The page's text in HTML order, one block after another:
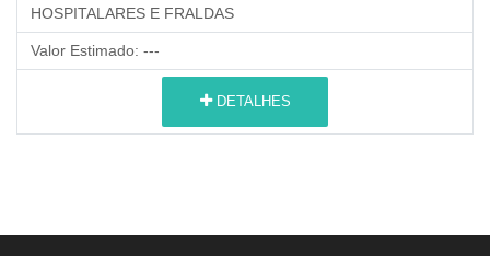
HOSPITALARES E FRALDAS
Valor Estimado: ---
DETALHES